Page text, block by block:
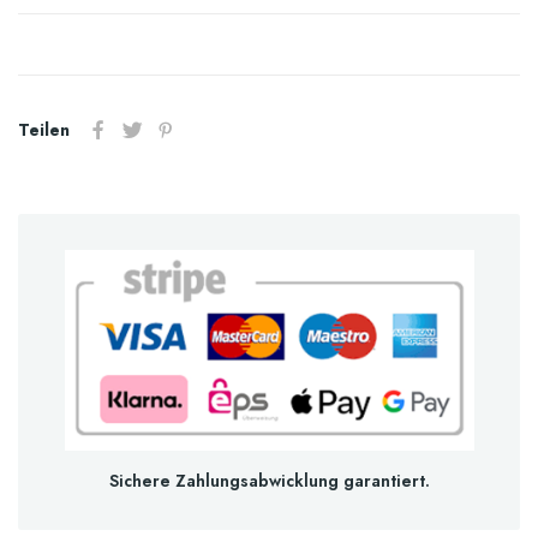
Teilen
Sichere Zahlungsabwicklung garantiert.